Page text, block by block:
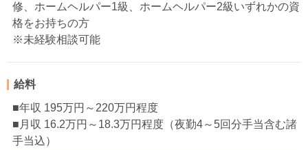
修、ホームヘルパー1級、ホームヘルパー2級いずれかの資
格をお持ちの方
※未経験相談可能
給料
■年収 195万円～220万円程度
■月収 16.2万円～18.3万円程度（夜勤4～5回分手当含む諸
手当込）